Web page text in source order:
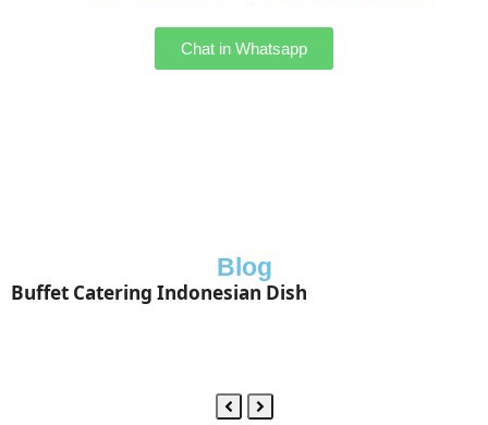
Chat in Whatsapp
Blog
Buffet Catering Indonesian Dish